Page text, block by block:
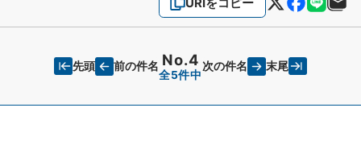
URIをコピー
先頭 前の件名 No.4
全5件中
次の件名 末尾